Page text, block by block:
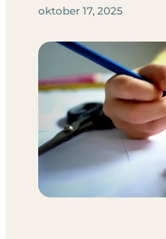
oktober 17, 2025